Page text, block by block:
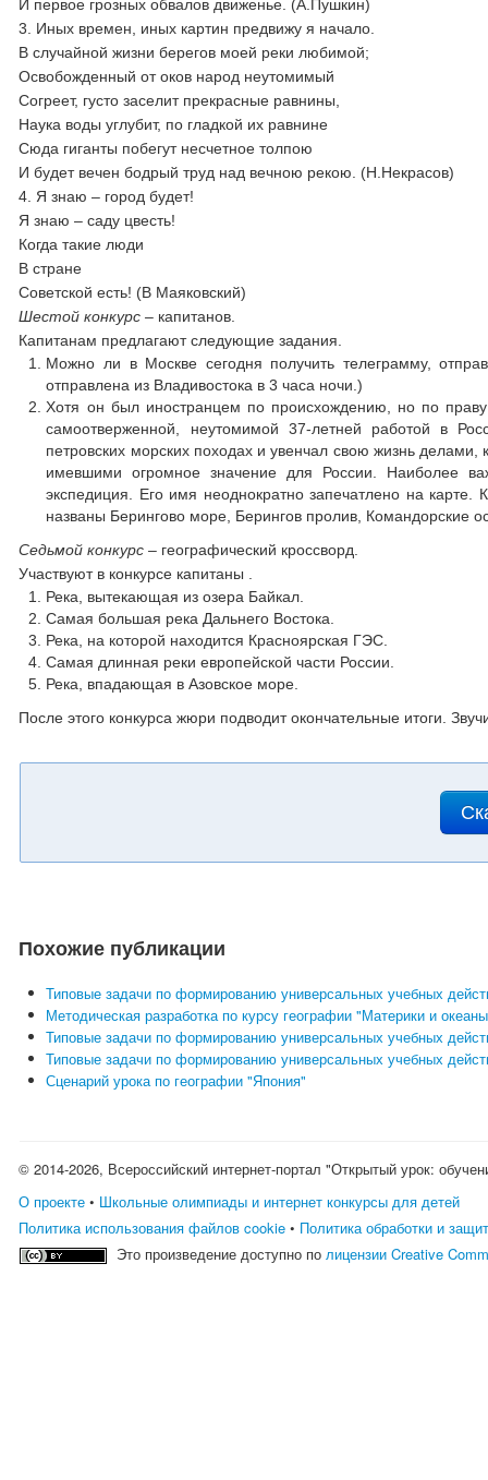
И первое грозных обвалов движенье. (А.Пушкин)
3. Иных времен, иных картин предвижу я начало.
В случайной жизни берегов моей реки любимой;
Освобожденный от оков народ неутомимый
Согреет, густо заселит прекрасные равнины,
Наука воды углубит, по гладкой их равнине
Сюда гиганты побегут несчетное толпою
И будет вечен бодрый труд над вечною рекою. (Н.Некрасов)
4. Я знаю – город будет!
Я знаю – саду цвесть!
Когда такие люди
В стране
Советской есть! (В Маяковский)
Шестой конкурс – капитанов.
Капитанам предлагают следующие задания.
Можно ли в Москве сегодня получить телеграмму,
отправлена из Владивостока в 3 часа ночи.)
Хотя он был иностранцем по происхождению, но по
самоотверженной, неутомимой 37-летней работой в
петровских морских походах и увенчал свою жизнь
имевшими огромное значение для России. Наиболее
экспедиция. Его имя неоднократно запечатлено на карте.
названы Берингово море, Берингов пролив, Командорские
Седьмой конкурс – географический кроссворд.
Участвуют в конкурсе капитаны .
Река, вытекающая из озера Байкал.
Самая большая река Дальнего Востока.
Река, на которой находится Красноярская ГЭС.
Самая длинная реки европейской части России.
Река, впадающая в Азовское море.
После этого конкурса жюри подводит окончательные итоги.
Похожие публикации
Типовые задачи по формированию универсальных учебных
Методическая разработка по курсу географии "Материки и
Типовые задачи по формированию универсальных учебных
Типовые задачи по формированию универсальных учебных
Сценарий урока по географии "Япония"
© 2014-2026, Всероссийский интернет-портал "Открытый урок:
О проекте • Школьные олимпиады и интернет конкурсы для детей
Политика использования файлов cookie • Политика обработки и
Это произведение доступно полицензии Creative